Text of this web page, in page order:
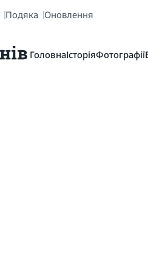
Подяка Оновлення
ГоловнаІсторіяФотографії